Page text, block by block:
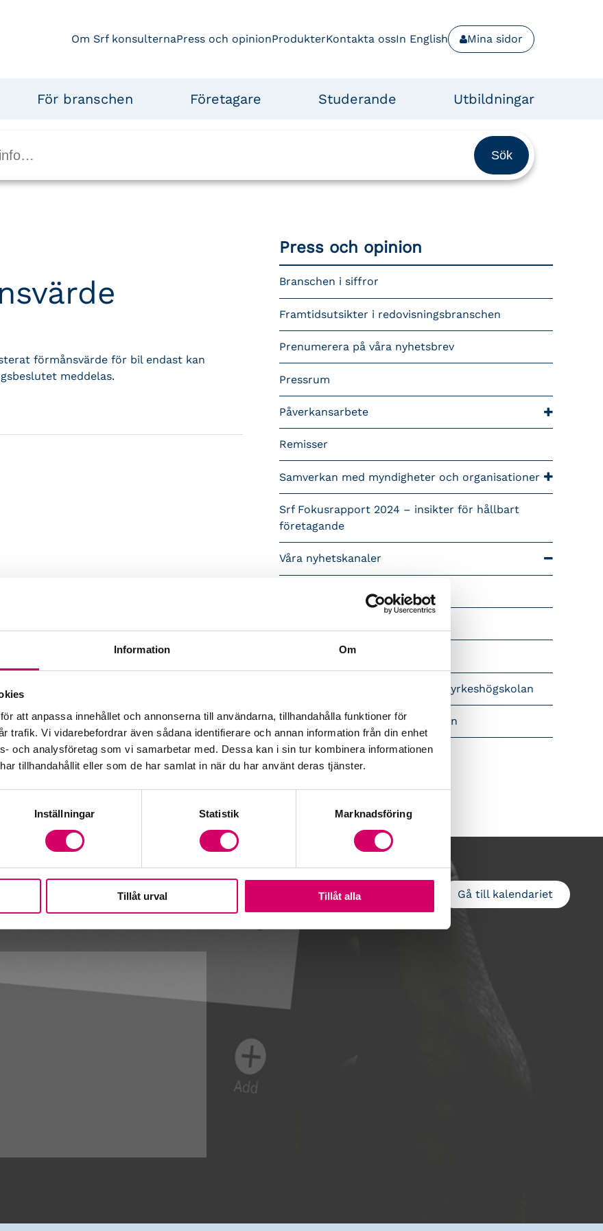
Information Om
att anpassa innehållet och annonserna till användarna, tillhandahålla funktioner för
trafik. Vi vidarebefordrar även sådana identifierare och annan information från din enhet
och analysföretag som vi samarbetar med. Dessa kan i sin tur kombinera informationen
tillhandahållit eller som de har samlat in när du har använt deras tjänster.
Inställningar Statistik Marknadsföring
Tillåt urval Tillåt alla
Om Srf konsulternaPress och opinionProdukterKontakta ossIn English Mina sidor
För branschen Företagare Studerande Utbildningar
förmånsvärde för bil endast kan
meddelas.
Press och opinion
Branschen i siffror
Framtidsutsikter i redovisningsbranschen
Prenumerera på våra nyhetsbrev
Pressrum
Påverkansarbete
Remisser
Samverkan med myndigheter och organisationer
Srf Fokusrapport 2024 – insikter för hållbart
företagande
Våra nyhetskanaler
Tidningen Konsulten
Följ oss i sociala medier
Öppet brev till Myndigheten för yrkeshögskolan
Framtidsutsikter i lönebranschen
Gå till kalendariet
Lägg till i kalender